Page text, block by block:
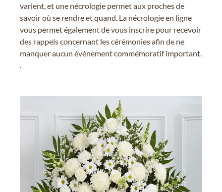
varient, et une nécrologie permet aux proches de
savoir où se rendre et quand. La nécrologie en ligne
vous permet également de vous inscrire pour recevoir
des rappels concernant les cérémonies afin de ne
manquer aucun événement commémoratif important.